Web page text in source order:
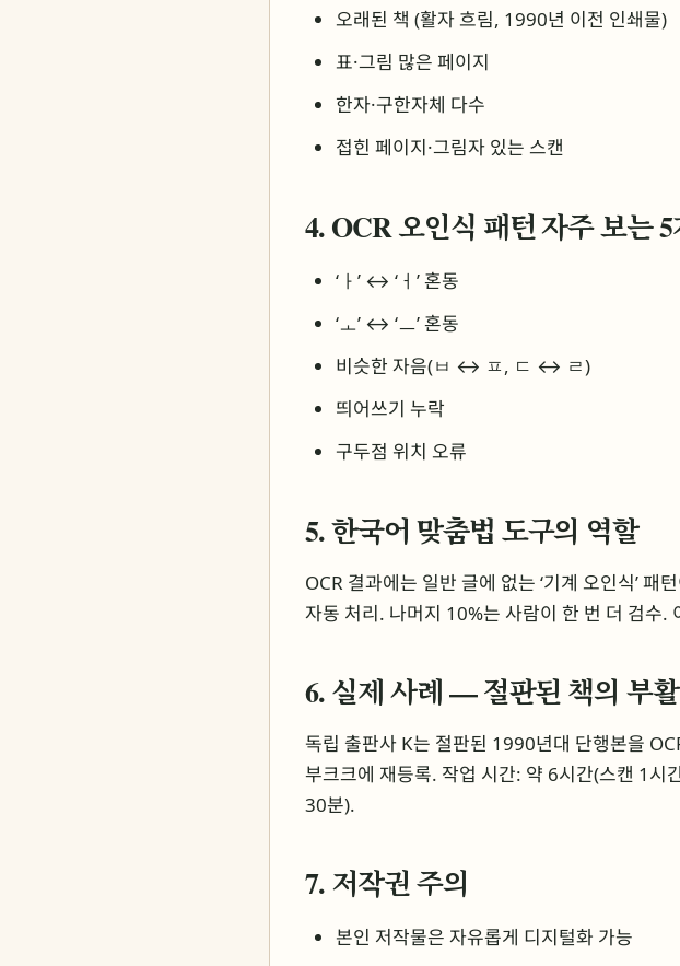
오래된 책 (활자 흐림, 1990년 이전 인쇄물)
표·그림 많은 페이지
한자·구한자체 다수
접힌 페이지·그림자 있는 스캔
4. OCR 오인식 패턴 자주 보는 5
‘ㅏ’ ↔ ‘ㅓ’ 혼동
‘ㅗ’ ↔ ‘ㅡ’ 혼동
비슷한 자음(ㅂ ↔ ㅍ, ㄷ ↔ ㄹ)
띄어쓰기 누락
구두점 위치 오류
5. 한국어 맞춤법 도구의 역할
OCR 결과에는 일반 글에 없는 ‘기계 오인식’
자동 처리. 나머지 10%는 사람이 한 번 더 검수.
6. 실제 사례 — 절판된 책의 부활
독립 출판사 K는 절판된 1990년대 단행본을
부크크에 재등록. 작업 시간: 약 6시간(스캔 1
30분).
7. 저작권 주의
본인 저작물은 자유롭게 디지털화 가능